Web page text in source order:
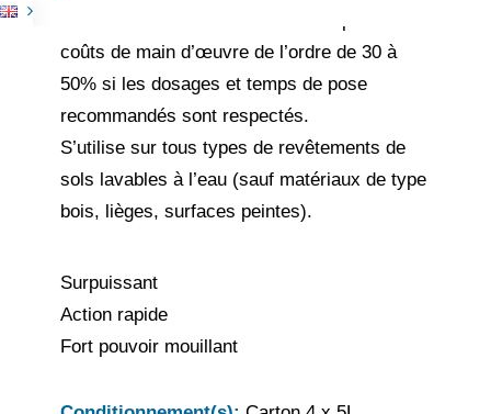
coûts de main d’œuvre de l’ordre de 30 à
50% si les dosages et temps de pose
recommandés sont respectés.
S’utilise sur tous types de revêtements de
sols lavables à l’eau (sauf matériaux de type
bois, lièges, surfaces peintes).
Surpuissant
Action rapide
Fort pouvoir mouillant